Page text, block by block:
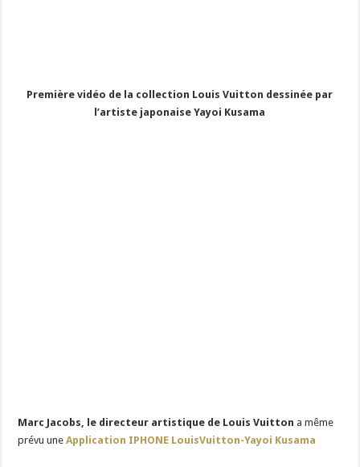
Première vidéo de la collection Louis Vuitton dessinée par
l’artiste japonaise Yayoi Kusama
Marc Jacobs, le directeur artistique de Louis Vuitton a même
prévu uneApplication IPHONE LouisVuitton-Yayoi Kusama